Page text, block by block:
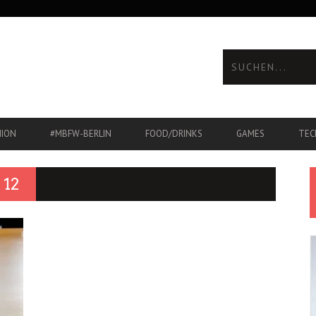
#MBFW-BERLIN FOOD/DRINKS GAMES